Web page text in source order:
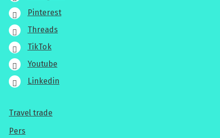
Pinterest
Threads
TikTok
Youtube
Linkedin
Voor
professionals
Travel trade
Pers